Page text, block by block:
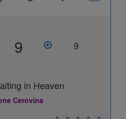
9 9
in Heaven
Cerovina